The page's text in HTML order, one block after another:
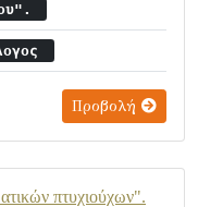
Προβολή
πτυχιούχων".